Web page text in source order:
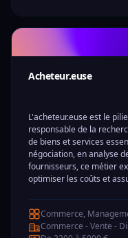
Acheteur.euse
L'acheteur.euse est le
responsable de la
de biens et services
négociation, en analyse
fournisseurs, ce métier
optimiser les coûts et
Commerce,
Commerce - Vente -